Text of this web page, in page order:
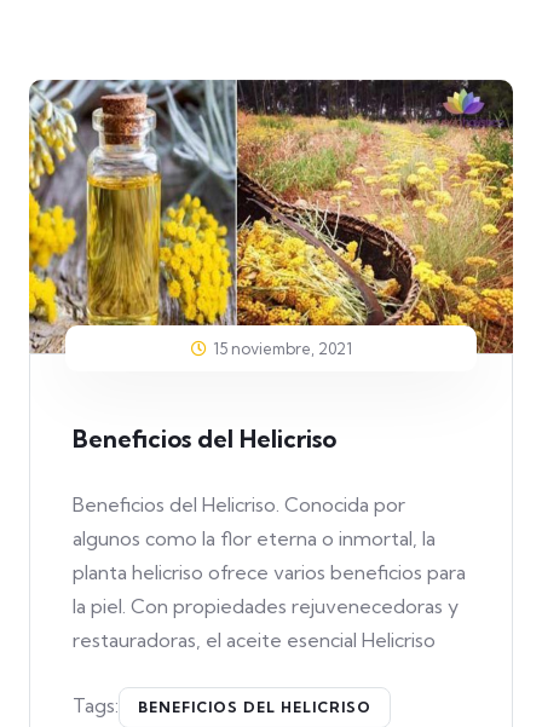
15 noviembre, 2021
Beneficios del Helicriso
Beneficios del Helicriso. Conocida por
algunos como la flor eterna o inmortal, la
planta helicriso ofrece varios beneficios para
la piel. Con propiedades rejuvenecedoras y
restauradoras, el aceite esencial Helicriso
Tags: BENEFICIOS DEL HELICRISO